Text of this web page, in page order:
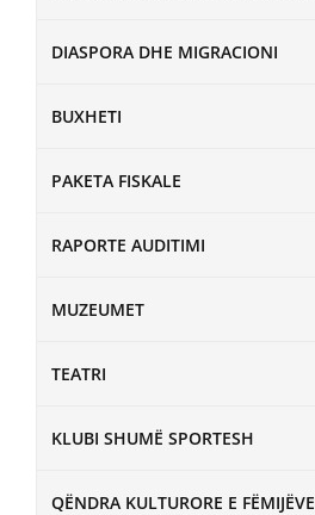
DIASPORA DHE MIGRACIONI
BUXHETI
PAKETA FISKALE
RAPORTE AUDITIMI
MUZEUMET
TEATRI
KLUBI SHUMË SPORTESH
QËNDRA KULTURORE E FËMIJËVE